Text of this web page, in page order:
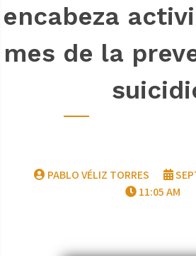
encabeza
mes de la
PABLO VÉLIZ TORRES
11:05 AM